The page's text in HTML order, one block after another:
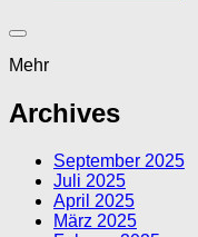
Mehr
Archives
September 2025
Juli 2025
April 2025
März 2025